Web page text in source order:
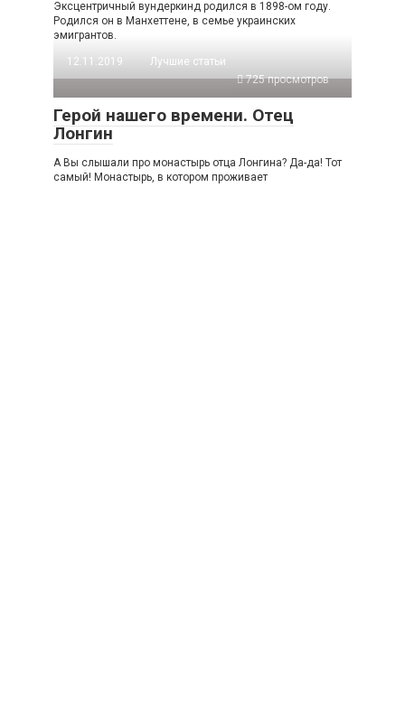
Эксцентричный вундеркинд родился в 1898-ом году.
Родился он в Манхеттене, в семье украинских
эмигрантов.
12.11.2019
Лучшие статьи
725 просмотров
Герой нашего времени. Отец
Лонгин
А Вы слышали про монастырь отца Лонгина? Да-да! Тот
самый! Монастырь, в котором проживает